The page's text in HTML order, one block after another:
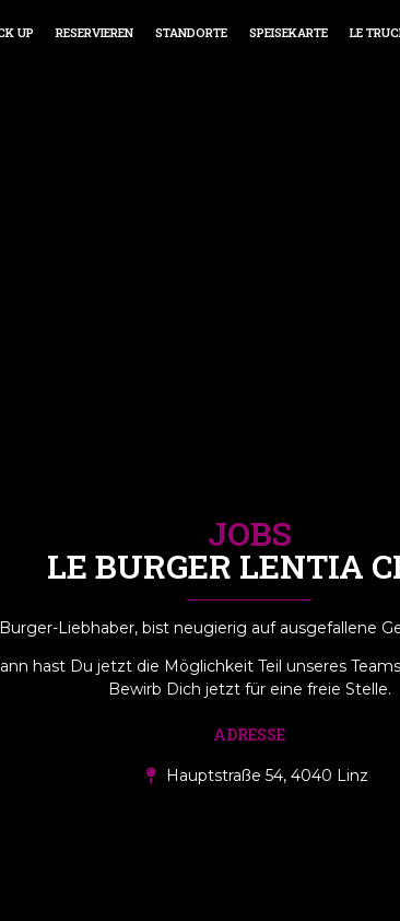
UP RESERVIEREN STANDORTE SPEISEKARTE LE
JOBS
LE BURGER LENTIA
Liebhaber, bist neugierig auf ausgefallene
hast Du jetzt die Möglichkeit Teil unseres
Bewirb Dich jetzt für eine freie Stelle.
ADRESSE
Hauptstraße 54, 4040 Linz